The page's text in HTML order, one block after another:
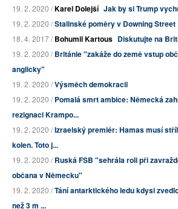
19. 2. 2020 /Karel Dolejší Jak by si Trump
19. 2. 2020 /Stalinské poměry v Downing Street
18. 4. 2017 /Bohumil Kartous Diskutujte na
19. 2. 2020 /Británie "zakáže do země vstup
anglicky"
19. 2. 2020 /Výsměch demokracii
19. 2. 2020 /Pomalá smrt ambice: Německá
rezignaci Krampo...
19. 2. 2020 /Izraelský premiér: Hamas musí
kolen. Toto j...
19. 2. 2020 /Ruská FSB "sehrála roli při
občana v Německu"
19. 2. 2020 /Tání antarktického ledu kdysi
než 3 m ...